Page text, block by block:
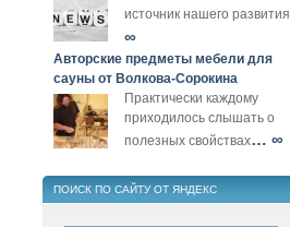
источник нашего развития
∞
Авторские предметы мебели для
сауны от Волкова-Сорокина
Практически каждому
приходилось слышать о
полезных свойствах… ∞
ПОИСК ПО САЙТУ ОТ ЯНДЕКС